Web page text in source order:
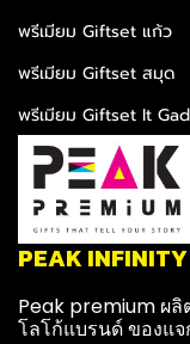
พรีเมียม Giftset แก้ว
พรีเมียม Giftset สมุด
พรีเมียม Giftset It
PEAK
Peak premium ผ
โลโก้แบรนด์ ของแ